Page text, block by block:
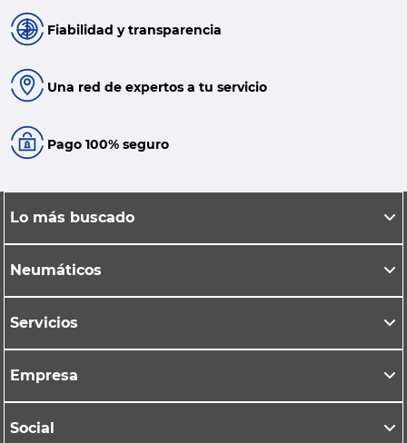
Fiabilidad y transparencia
Una red de expertos a tu servicio
Pago 100% seguro
Lo más buscado
Neumáticos
Servicios
Empresa
Social